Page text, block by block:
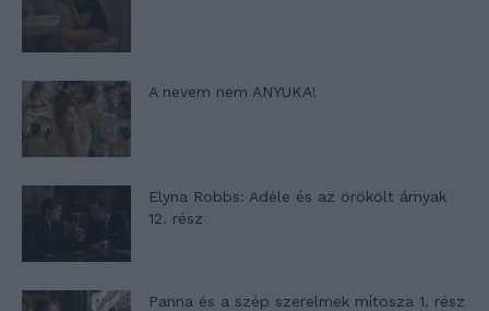
A nevem nem ANYUKA!
Elyna Robbs: Adéle és az örökölt árnyak
12. rész
Panna és a szép szerelmek mítosza 1. rész